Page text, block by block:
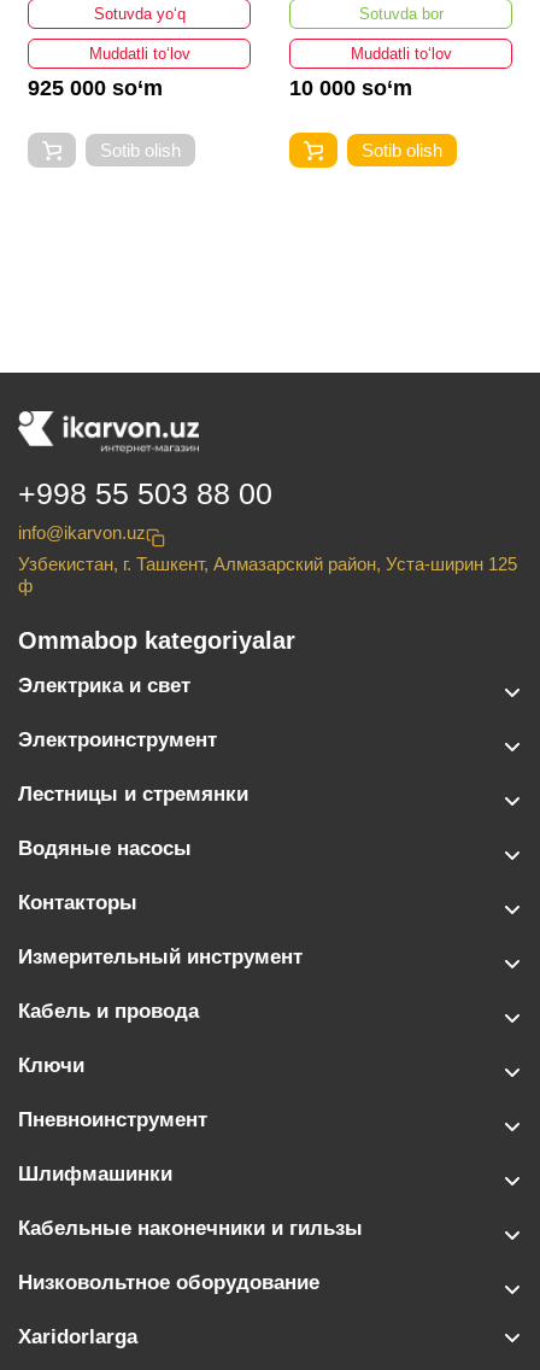
Sotuvda yo‘q
Muddatli to‘lov
925 000 so‘m
Sotib olish
Sotuvda bor
Muddatli to‘lov
10 000 so‘m
Sotib olish
+998 55 503 88 00
info@ikarvon.uz
Узбекистан, г. Ташкент, Алмазарский район, Уста-ширин 125
ф
Ommabop kategoriyalar
Электрика и свет
Электроинструмент
Лестницы и стремянки
Водяные насосы
Контакторы
Измерительный инструмент
Кабель и провода
Ключи
Пневноинструмент
Шлифмашинки
Кабельные наконечники и гильзы
Низковольтное оборудование
Xaridorlarga